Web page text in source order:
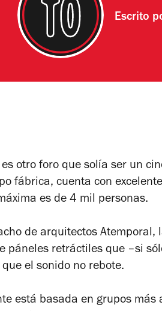
Escrito
otro foro que solía ser un
fábrica, cuenta con
es de 4 mil personas.
de arquitectos
páneles retráctiles que –si
el sonido no rebote.
está basada en grupos más